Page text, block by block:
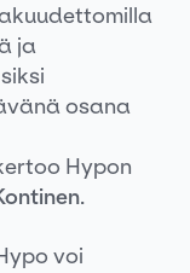
ja
osana
Hypon
.
voi